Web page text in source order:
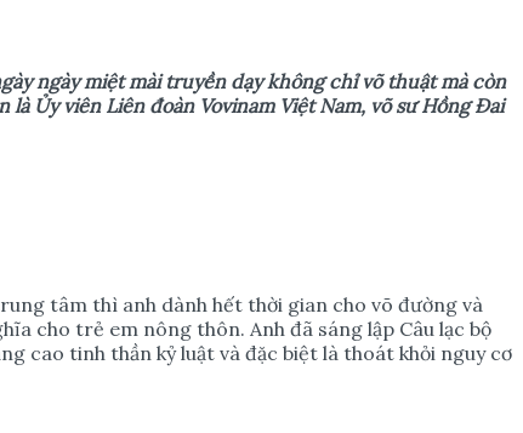
ngày miệt mài truyền dạy không chỉ võ thuật mà còn
Ủy viên Liên đoàn Vovinam Việt Nam, võ sư Hồng Đai
tâm thì anh dành hết thời gian cho võ đường và
cho trẻ em nông thôn. Anh đã sáng lập Câu lạc bộ
cao tinh thần kỷ luật và đặc biệt là thoát khỏi nguy cơ